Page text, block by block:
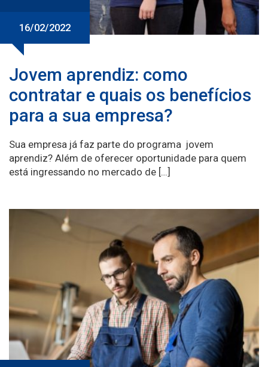
16/02/2022
Jovem aprendiz: como
contratar e quais os benefícios
para a sua empresa?
Sua empresa já faz parte do programa jovem
aprendiz? Além de oferecer oportunidade para quem
está ingressando no mercado de […]